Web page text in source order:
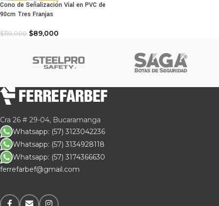
Cono de Señalización Vial en PVC de
90cm Tres Franjas
$110,000 $89,000
Cra 26 # 29-04, Bucaramanga
Whatsapp: (57) 3123042236
Whatsapp: (57) 3134928118
Whatsapp: (57) 3174366630
ferrefarbef@gmail.com